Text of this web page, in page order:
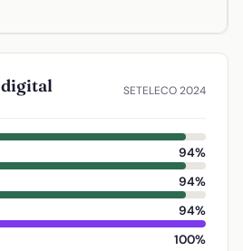
SETELECO 2024
94%
94%
94%
100%